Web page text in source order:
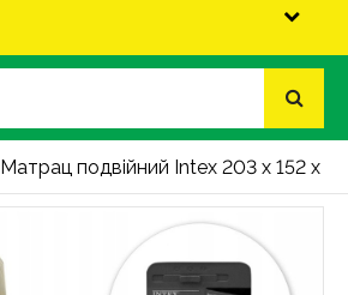
Матрац подвійний Intex 203 x 152 x 42